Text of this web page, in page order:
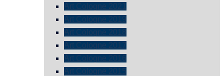
Art Cologne 2021
Art Cologne 2019
Art Cologne 2018
Art Cologne 2017
Art Cologne 2016
Art Cologne 2015